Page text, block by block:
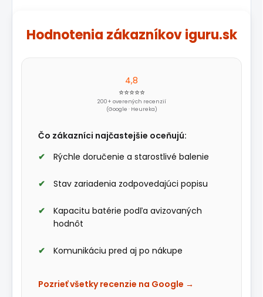
Hodnotenia zákazníkov iguru.sk
4,8
⭐⭐⭐⭐⭐
200+ overených recenzií
(Google · Heureka)
Čo zákazníci najčastejšie oceňujú:
Rýchle doručenie a starostlivé balenie
Stav zariadenia zodpovedajúci popisu
Kapacitu batérie podľa avizovaných
hodnôt
Komunikáciu pred aj po nákupe
Pozrieť všetky recenzie na Google →